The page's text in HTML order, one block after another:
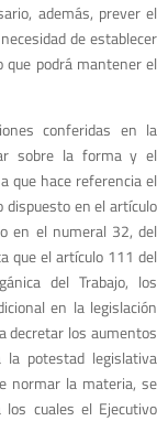
además, prever el
de establecer
podrá mantener el
conferidas en la
sobre la forma y el
que hace referencia el
dispuesto en el artículo
en el numeral 32, del
que el artículo 111 del
del Trabajo, los
en la legislación
decretar los aumentos
potestad legislativa
normar la materia, se
cuales el Ejecutivo